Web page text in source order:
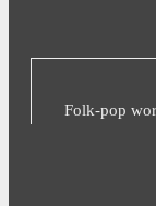
Folk-pop